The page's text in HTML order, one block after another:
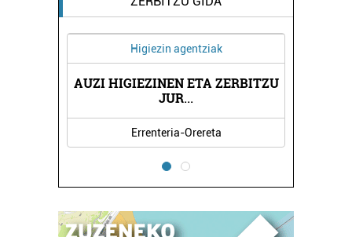
Higiezin agentziak
AUZI HIGIEZINEN ETA ZERBITZU
JUR...
Errenteria-Orereta